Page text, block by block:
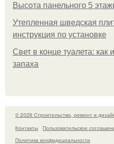
Высота панельного 5
Утепленная шведская
инструкция по установке
Свет в конце туалета: как
запаха
© 2026 Строительство, ремонт и
Контакты
Пользовательское
Политика конфидециальности